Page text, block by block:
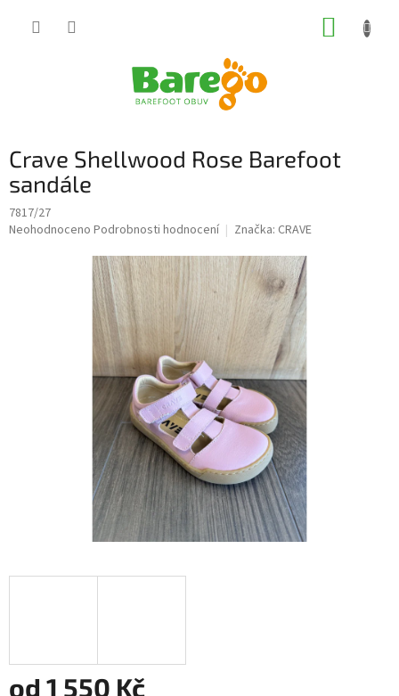
Crave Shellwood Rose Barefoot
sandále
7817/27
Průměrné
Neohodnoceno Podrobnosti hodnocení Značka: CRAVE
od 1 550 Kč